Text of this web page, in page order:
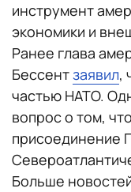
инструмент
экономики и
Ранее глава
Бессентзаявил,
частью НАТО.
вопрос о том,
присоединение
Больше